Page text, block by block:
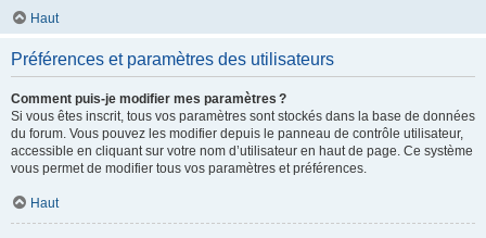
Haut
Préférences et paramètres des utilisateurs
Comment puis-je modifier mes paramètres ?
Si vous êtes inscrit, tous vos paramètres sont stockés dans la base de données
du forum. Vous pouvez les modifier depuis le panneau de contrôle utilisateur,
accessible en cliquant sur votre nom d’utilisateur en haut de page. Ce système
vous permet de modifier tous vos paramètres et préférences.
Haut